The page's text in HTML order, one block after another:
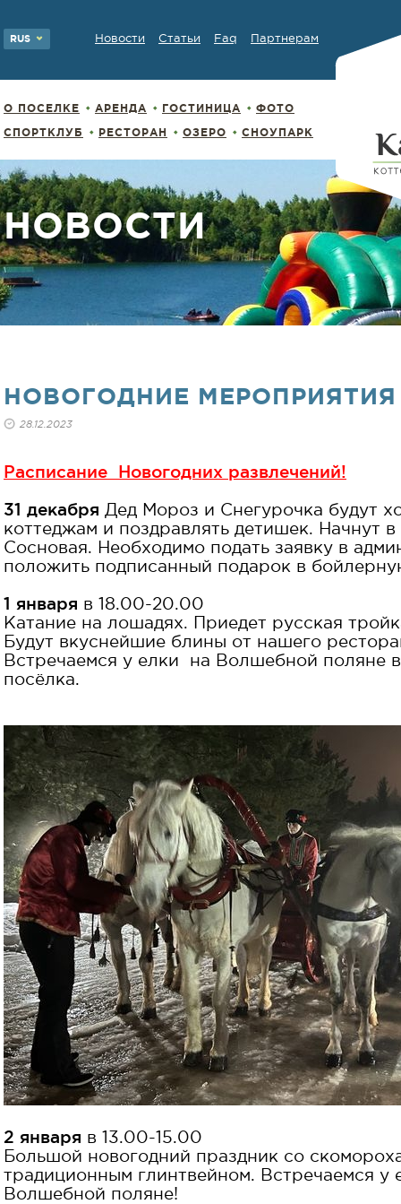
RUS Новости Статьи Faq Партнерам
О ПОСЕЛКЕ АРЕНДА ГОСТИНИЦА ФОТО
СПОРТКЛУБ РЕСТОРАН ОЗЕРО СНОУПАРК
НОВОСТИ
НОВОГОДНИЕ МЕРОПРИЯТИЯ
28.12.2023
Расписание Новогодних развлечений!
31 декабря Дед Мороз и Снегурочка будут
коттеджам и поздравлять детишек. Начнут
Сосновая. Необходимо подать заявку в
положить подписанный подарок в
1 января в 18.00-20.00
Катание на лошадях. Приедет русская
Будут вкуснейшие блины от нашего
Встречаемся у елки на Волшебной поляне
посёлка.
2 января в 13.00-15.00
Большой новогодний праздник со
традиционным глинтвейном. Встречаемся у
Волшебной поляне!